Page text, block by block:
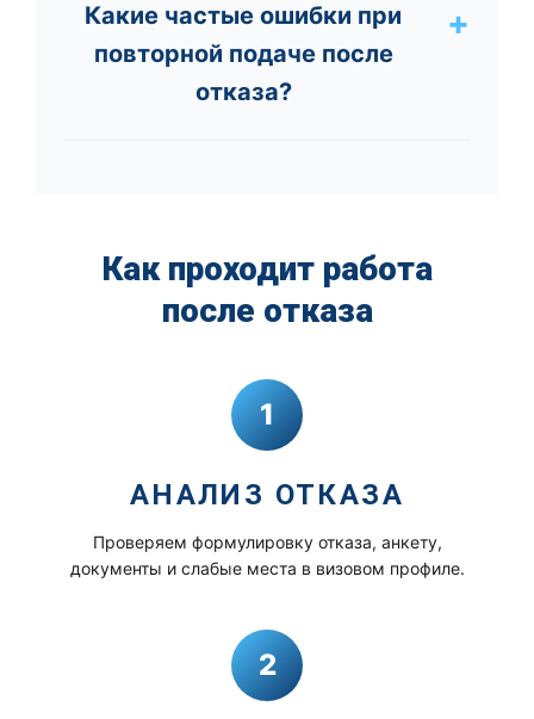
Какие частые ошибки при
повторной подаче после
отказа?
Как проходит работа
после отказа
1
АНАЛИЗ ОТКАЗА
Проверяем формулировку отказа, анкету,
документы и слабые места в визовом профиле.
2